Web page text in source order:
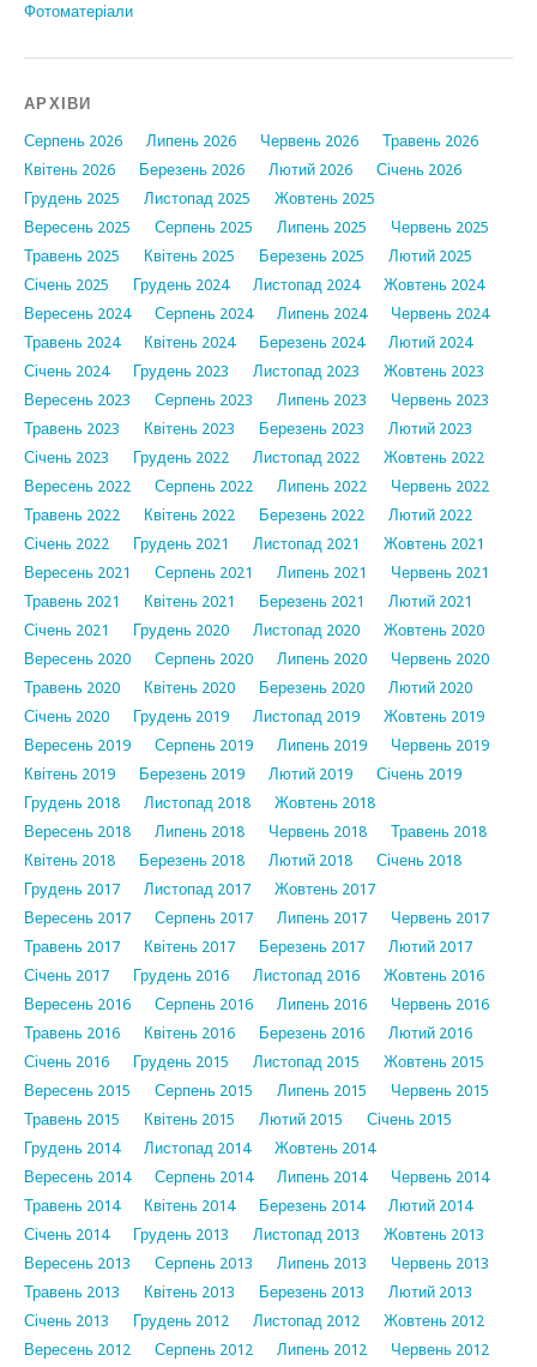
Фотоматеріали
АРХІВИ
Серпень 2026 Липень 2026 Червень 2026
Травень 2026
Квітень 2026
Березень 2026 Лютий 2026
Січень 2026
Грудень 2025
Листопад 2025
Жовтень 2025
Вересень 2025
Серпень 2025 Липень 2025
Червень 2025
Травень 2025
Квітень 2025 Березень 2025
Лютий 2025
Січень 2025
Грудень 2024 Листопад 2024
Жовтень 2024
Вересень 2024
Серпень 2024 Липень 2024
Червень 2024
Травень 2024
Квітень 2024 Березень 2024
Лютий 2024
Січень 2024
Грудень 2023 Листопад 2023
Жовтень 2023
Вересень 2023
Серпень 2023 Липень 2023
Червень 2023
Травень 2023
Квітень 2023 Березень 2023
Лютий 2023
Січень 2023
Грудень 2022 Листопад 2022
Жовтень 2022
Вересень 2022
Серпень 2022 Липень 2022
Червень 2022
Травень 2022
Квітень 2022 Березень 2022
Лютий 2022
Січень 2022
Грудень 2021 Листопад 2021
Жовтень 2021
Вересень 2021
Серпень 2021 Липень 2021
Червень 2021
Травень 2021
Квітень 2021 Березень 2021
Лютий 2021
Січень 2021
Грудень 2020 Листопад 2020
Жовтень 2020
Вересень 2020
Серпень 2020 Липень 2020
Червень 2020
Травень 2020
Квітень 2020 Березень 2020
Лютий 2020
Січень 2020
Грудень 2019 Листопад 2019
Жовтень 2019
Вересень 2019
Серпень 2019 Липень 2019
Червень 2019
Квітень 2019
Березень 2019 Лютий 2019
Січень 2019
Грудень 2018
Листопад 2018
Жовтень 2018
Вересень 2018
Липень 2018 Червень 2018
Травень 2018
Квітень 2018
Березень 2018 Лютий 2018
Січень 2018
Грудень 2017
Листопад 2017
Жовтень 2017
Вересень 2017
Серпень 2017 Липень 2017
Червень 2017
Травень 2017
Квітень 2017 Березень 2017
Лютий 2017
Січень 2017
Грудень 2016 Листопад 2016
Жовтень 2016
Вересень 2016
Серпень 2016 Липень 2016
Червень 2016
Травень 2016
Квітень 2016 Березень 2016
Лютий 2016
Січень 2016
Грудень 2015 Листопад 2015
Жовтень 2015
Вересень 2015
Серпень 2015 Липень 2015
Червень 2015
Травень 2015
Квітень 2015 Лютий 2015
Січень 2015
Грудень 2014
Листопад 2014
Жовтень 2014
Вересень 2014
Серпень 2014 Липень 2014
Червень 2014
Травень 2014
Квітень 2014 Березень 2014
Лютий 2014
Січень 2014
Грудень 2013 Листопад 2013
Жовтень 2013
Вересень 2013
Серпень 2013 Липень 2013
Червень 2013
Травень 2013
Квітень 2013 Березень 2013
Лютий 2013
Січень 2013
Грудень 2012 Листопад 2012
Жовтень 2012
Вересень 2012
Серпень 2012 Липень 2012
Червень 2012